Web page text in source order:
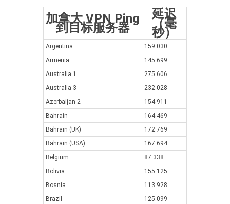
加拿大 VPN Ping
到目标服务器
延迟
（毫
秒）
Argentina
159.030
Armenia
145.699
Australia 1
275.606
Australia 3
232.028
Azerbaijan 2
154.911
Bahrain
164.469
Bahrain (UK)
172.769
Bahrain (USA)
167.694
Belgium
87.338
Bolivia
155.125
Bosnia
113.928
Brazil
125.099